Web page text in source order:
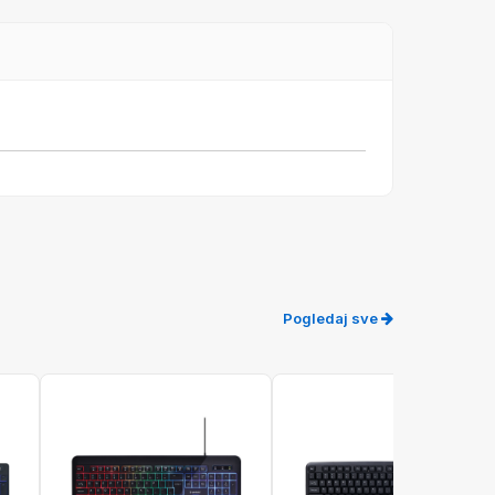
Pogledaj sve